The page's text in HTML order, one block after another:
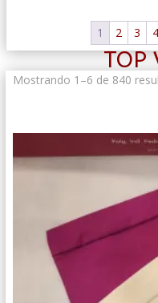
1 2 3 4
TOP
Mostrando 1–6 de 840